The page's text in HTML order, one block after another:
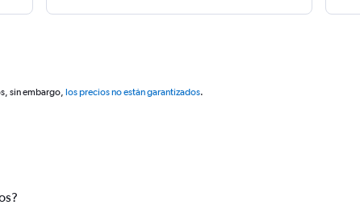
sin embargo, los precios no están garantizados.